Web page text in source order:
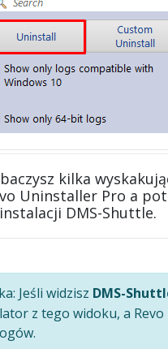
kilka
Uninstaller Pro a
DMS-Shuttle.
Jeśli widzisz DMS-
z tego widoku, a